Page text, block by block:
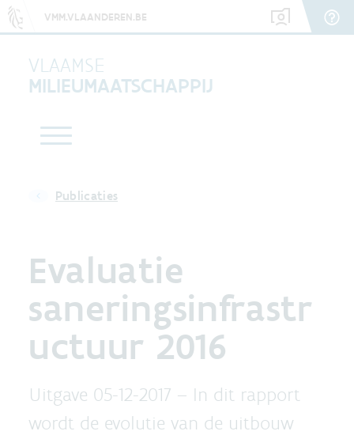
VMM.VLAANDEREN.BE
VLAAMSE
MILIEUMAATSCHAPPIJ
Publicaties
Evaluatie
saneringsinfrastr
uctuur 2016
Uitgave 05-12-2017 – In dit rapport
wordt de evolutie van de uitbouw